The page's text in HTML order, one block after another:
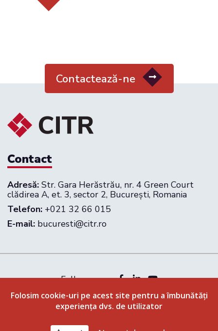
Contactează-ne
Contact
Adresă: Str. Gara Herăstrău, nr. 4 Green Court
clădirea A, et. 3, sector 2, București, Romania
Telefon: +021 32 66 015
E-mail: bucuresti@citr.ro
Follow us on:
Politica de confidenţialitate
Termeni și condiții
© 2026 CITR Romania. All rights reserved
Folosim cookie-uri pe acest site pentru a îmbunătăți
experiența dvs. de utilizator